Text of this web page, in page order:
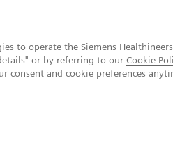
to operate the Siemens
or by referring to our Cookie
and cookie preferences